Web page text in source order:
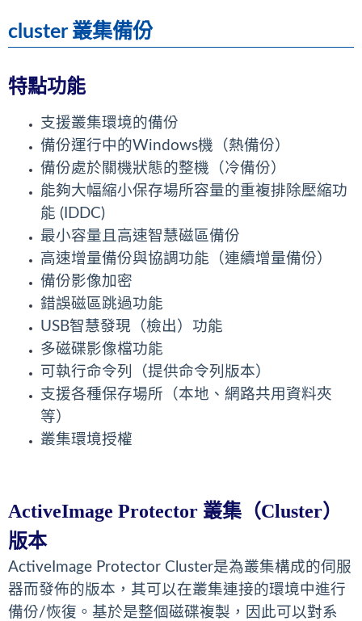
ActiveImage Protector 2022 產品特色
Desktop
Server
Linux
Virtual (Hyper-V / VMware)
Cloud
cluster 叢集備份
HyperStandby 類備援
HyperBoot 虛擬開機
ActiveVisor 中央控管
vStandby 類備援
ImageCenter 映像檔管理套件
雲端還原 (In-Cloud Recovery)
雲端待機 (In-Cloud Standby)
即時恢復啟動 HyperRecovery Live!
cluster 叢集備份
特點功能
支援叢集環境的備份
備份運行中的Windows機（熱備份）
備份處於關機狀態的整機（冷備份）
能夠大幅縮小保存場所容量的重複排除壓縮功
能 (IDDC)
最小容量且高速智慧磁區備份
高速增量備份與協調功能（連續增量備份）
備份影像加密
錯誤磁區跳過功能
USB智慧發現（檢出）功能
多磁碟影像檔功能
可執行命令列（提供命令列版本）
支援各種保存場所（本地、網路共用資料夾
等）
叢集環境授權
ActiveImage Protector 叢集（Cluster）
版本
ActiveImage Protector Cluster是為叢集構成的伺服
器而發佈的版本，其可以在叢集連接的環境中進行
備份/恢復。基於是整個磁碟複製，因此可以對系